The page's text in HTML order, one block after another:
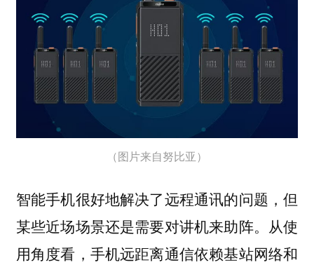
（图片来自努比亚）
智能手机很好地解决了远程通讯的问题，但
某些近场场景还是需要对讲机来助阵。从使
用角度看，手机远距离通信依赖基站网络和